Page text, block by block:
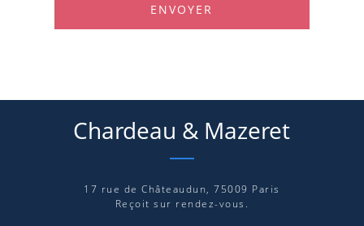
ENVOYER
Chardeau & Mazeret
17 rue de Châteaudun, 75009 Paris
Reçoit sur rendez-vous.